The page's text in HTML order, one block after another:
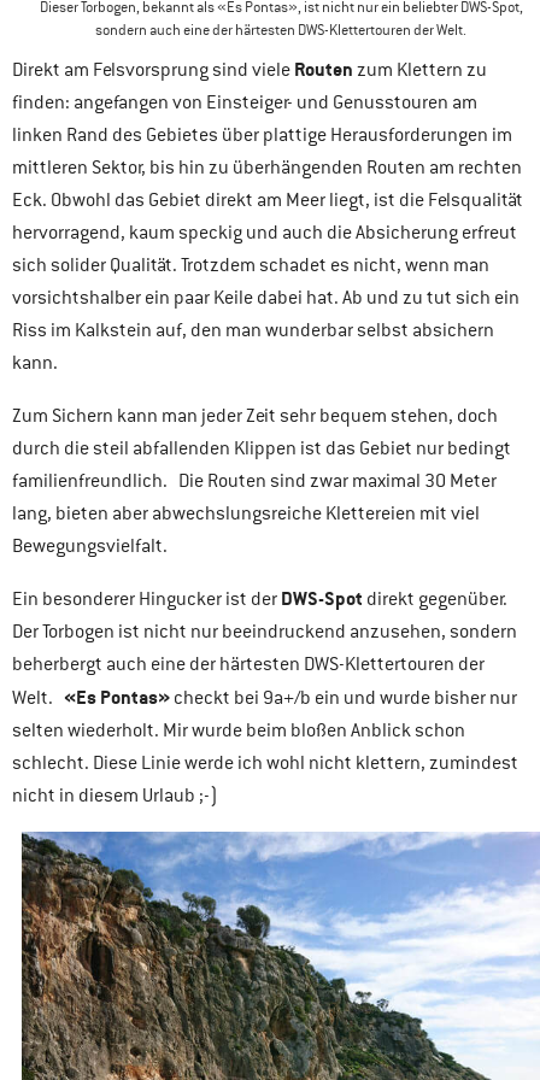
Dieser Torbogen, bekannt als «Es Pontas», ist nicht nur ein beliebter DWS-Spot,
sondern auch eine der härtesten DWS-Klettertouren der Welt.
Direkt am Felsvorsprung sind viele Routen zum Klettern zu
finden: angefangen von Einsteiger- und Genusstouren am
linken Rand des Gebietes über plattige Herausforderungen im
mittleren Sektor, bis hin zu überhängenden Routen am rechten
Eck. Obwohl das Gebiet direkt am Meer liegt, ist die Felsqualität
hervorragend, kaum speckig und auch die Absicherung erfreut
sich solider Qualität. Trotzdem schadet es nicht, wenn man
vorsichtshalber ein paar Keile dabei hat. Ab und zu tut sich ein
Riss im Kalkstein auf, den man wunderbar selbst absichern
kann.
Zum Sichern kann man jeder Zeit sehr bequem stehen, doch
durch die steil abfallenden Klippen ist das Gebiet nur bedingt
familienfreundlich. Die Routen sind zwar maximal 30 Meter
lang, bieten aber abwechslungsreiche Klettereien mit viel
Bewegungsvielfalt.
Ein besonderer Hingucker ist der DWS-Spot direkt gegenüber.
Der Torbogen ist nicht nur beeindruckend anzusehen, sondern
beherbergt auch eine der härtesten DWS-Klettertouren der
Welt. «Es Pontas» checkt bei 9a+/b ein und wurde bisher nur
selten wiederholt. Mir wurde beim bloßen Anblick schon
schlecht. Diese Linie werde ich wohl nicht klettern, zumindest
nicht in diesem Urlaub ;-)